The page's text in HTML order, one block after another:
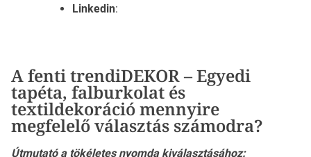
Linkedin:
A fenti trendiDEKOR – Egyedi
tapéta, falburkolat és
textildekoráció mennyire
megfelelő választás számodra?
Útmutató a tökéletes nyomda kiválasztásához: